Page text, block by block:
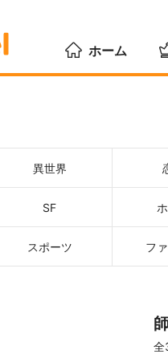
ホーム
異世界
SF
スポーツ フ
全